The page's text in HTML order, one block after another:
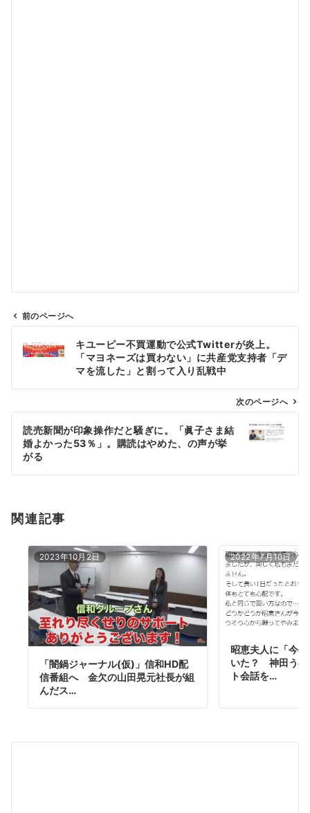
ビ
ン
前のページへ
キユーピー不買運動で公式Twitterが炎上。
「マヨネーズは買わない」に共産党支持者「デ
マを流した」と割って入り乱戦中
次のページへ
読売新聞が印象操作だと騒ぎに。「眞子さま結
婚よかった53％」。購読はやめた、の声が挙
がる
関連記事
2023年10月2日
「闇鍋ジャーナル(仮)」信和HD配
信番組へ 金欠の山田晃元社長が組
んだス…
2022年7月10日
昭恵夫人に「今
いた？ 神田うの
ト会話を…